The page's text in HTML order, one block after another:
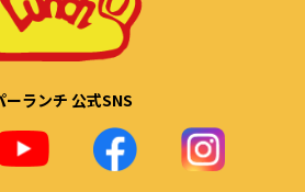
ーランチ 公式SNS